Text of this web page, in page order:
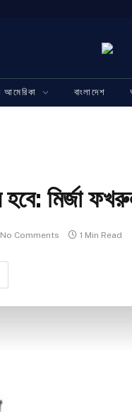
বাংলাদেশ
হবে: মির্জা
No Comments 1 Min Read